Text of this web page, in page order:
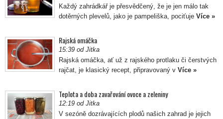
Každý zahrádkář je přesvědčený, že je jen málo tak
dotěrných plevelů, jako je pampeliška, pociťuje Více »
Rajská omáčka
15:39 od Jitka
Rajská omáčka, ať už z rajského protlaku či čerstvých
rajčat, je klasický recept, připravovaný v Více »
Teplota a doba zavařování ovoce a zeleniny
12:19 od Jitka
V sezóně dozrávajících plodů našich zahrad je jejich